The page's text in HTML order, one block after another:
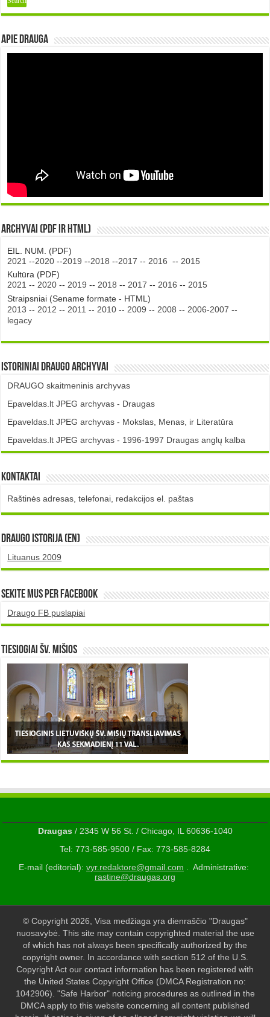
Apie DRAUGA
Archyvai (PDF ir HTML)
EIL. NUM. (PDF)
2021 --2020 --2019 --2018 --2017 -- 2016 -- 2015
Kultūra (PDF)
2021 -- 2020 -- 2019 -- 2018 -- 2017 -- 2016 -- 2015
Straipsniai (Sename formate - HTML)
2013 -- 2012 -- 2011 -- 2010 -- 2009 -- 2008 -- 2006-2007 --
legacy
Istoriniai DRAUGO Archyvai
DRAUGO skaitmeninis archyvas
Epaveldas.lt JPEG archyvas - Draugas
Epaveldas.lt JPEG archyvas - Mokslas, Menas, ir Literatūra
Epaveldas.lt JPEG archyvas - 1996-1997 Draugas anglų kalba
Kontaktai
Raštinės adresas, telefonai, redakcijos el. paštas
DRAUGO istorija (EN)
Lituanus 2009
Sekite mus per Facebook
Draugo FB puslapiai
TIESIOGIAI šv. MIŠIOS
Draugas/ 2345 W 56 St. / Chicago, IL 60636-1040
Tel: 773-585-9500 / Fax: 773-585-8284
E-mail (editorial): vyr.redaktore@gmail.com . Administrative:
rastine@draugas.org
© Copyright 2026, Visa medžiaga yra dienraščio "Draugas"
nuosavybė. This site may contain copyrighted material the use
of which has not always been specifically authorized by the
copyright owner. In accordance with section 512 of the U.S.
Copyright Act our contact information has been registered with
the United States Copyright Office (DMCA Registration no:
1042906). "Safe Harbor" noticing procedures as outlined in the
DMCA apply to this website concerning all content published